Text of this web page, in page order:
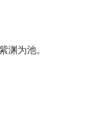
渊为池。